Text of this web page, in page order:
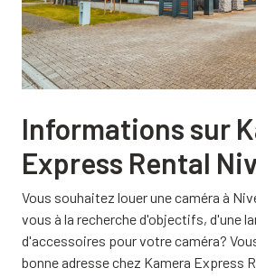
Informations sur
Express Rental
Vous souhaitez louer une caméra à
vous à la recherche d'objectifs, d'une
d'accessoires pour votre caméra?
bonne adresse chez Kamera Express